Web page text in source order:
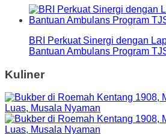
BRI Perkuat Sinergi dengan
Bantuan Ambulans Program
Kuliner